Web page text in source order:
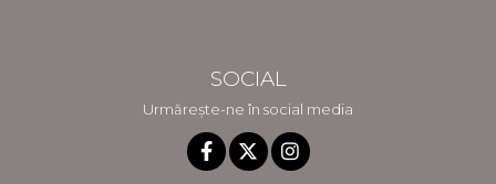
SOCIAL
Urmărește-ne în social media